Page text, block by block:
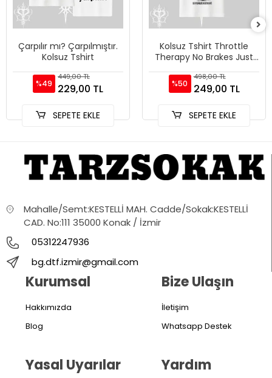
Çarpılır mı? Çarpılmıştır.
Kolsuz Tshirt
%49
449,00 TL
229,00 TL
SEPETE EKLE
Kolsuz Tshirt Throttle
Therapy No Brakes Just
%50
498,00 TL
249,00 TL
SEPETE EKLE
Mahalle/Semt:KESTELLİ MAH. Cadde/Sokak:KESTELLİ
CAD. No:111 35000 Konak / İzmir
05312247936
bg.dtf.izmir@gmail.com
Kurumsal
Hakkımızda
Blog
Yasal Uyarılar
Bize Ulaşın
İletişim
Whatsapp Destek
Yardım